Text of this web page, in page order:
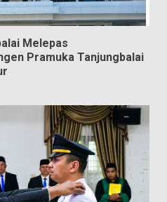
Melepas
Pramuka Tanjungbalai